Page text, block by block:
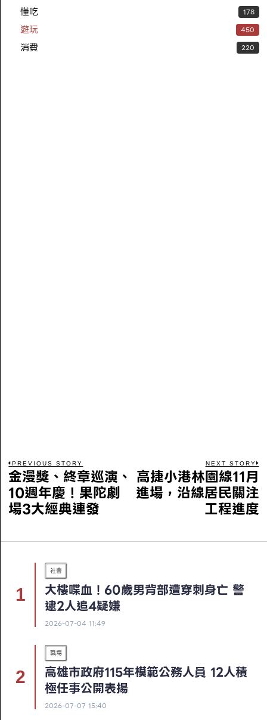
懂吃 178
遊玩 450
消費 220
PREVIOUS STORY
金漫獎、終章巡演、
10週年慶！果陀劇
場3大經典連發
NEXT STORY
高捷小港林園線11月
進場，沿線居民關注
工程進度
社會
大樓喋血！60歲男背部遭穿刺身亡 警
逮2人追4疑嫌
2026-07-04 11:49
職場
高雄市政府115年模範公務人員 12人積
極任事公開表揚
2026-07-07 15:40